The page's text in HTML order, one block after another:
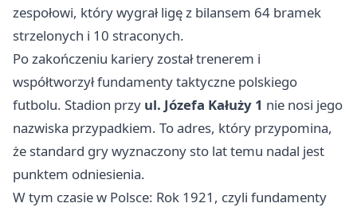
zespołowi, który wygrał ligę z bilansem 64 bramek
strzelonych i 10 straconych.
Po zakończeniu kariery został trenerem i
współtworzył fundamenty taktyczne polskiego
futbolu. Stadion przy ul. Józefa Kałuży 1 nie nosi jego
nazwiska przypadkiem. To adres, który przypomina,
że standard gry wyznaczony sto lat temu nadal jest
punktem odniesienia.
W tym czasie w Polsce: Rok 1921, czyli fundamenty